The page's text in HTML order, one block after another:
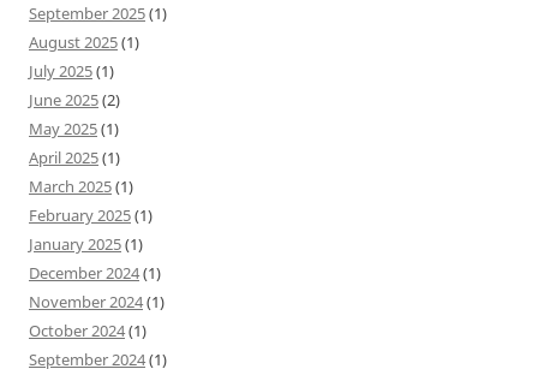
September 2025(1)
August 2025(1)
July 2025(1)
June 2025(2)
May 2025(1)
April 2025(1)
March 2025(1)
February 2025(1)
January 2025(1)
December 2024(1)
November 2024(1)
October 2024(1)
September 2024(1)